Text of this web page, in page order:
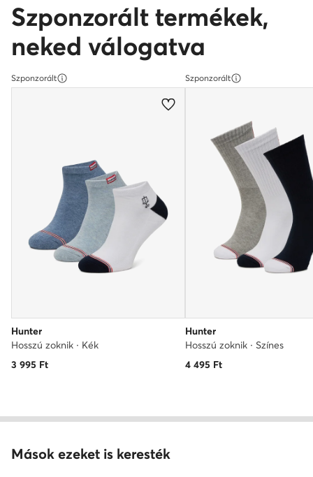
Szponzorált termékek,
neked válogatva
Szponzorált
Hunter
Hosszú zoknik · Kék
3 995 Ft
Szponzorált
Hunter
Hosszú zoknik · Színes
4 495 Ft
Mások ezeket is keresték